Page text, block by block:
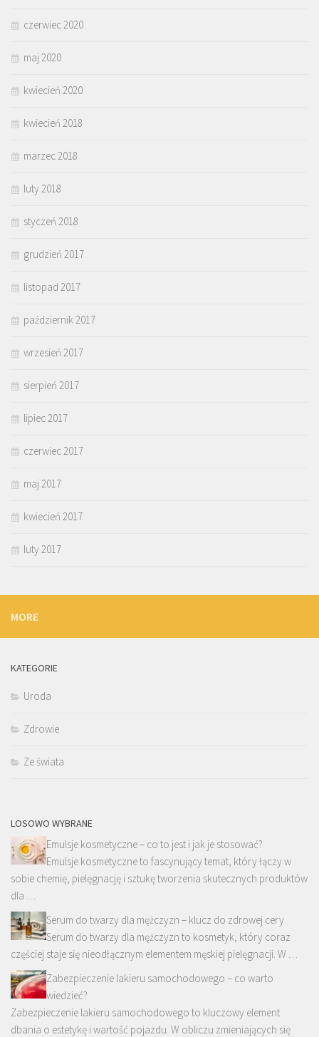
czerwiec 2020
maj 2020
kwiecień 2020
kwiecień 2018
marzec 2018
luty 2018
styczeń 2018
grudzień 2017
listopad 2017
październik 2017
wrzesień 2017
sierpień 2017
lipiec 2017
czerwiec 2017
maj 2017
kwiecień 2017
luty 2017
MORE
KATEGORIE
Uroda
Zdrowie
Ze świata
LOSOWO WYBRANE
Emulsje kosmetyczne – co to jest i jak je stosować?
Emulsje kosmetyczne to fascynujący temat, który łączy w
sobie chemię, pielęgnację i sztukę tworzenia skutecznych produktów
dla …
Serum do twarzy dla mężczyzn – klucz do zdrowej cery
Serum do twarzy dla mężczyzn to kosmetyk, który coraz
częściej staje się nieodłącznym elementem męskiej pielęgnacji. W …
Zabezpieczenie lakieru samochodowego – co warto
wiedzieć?
Zabezpieczenie lakieru samochodowego to kluczowy element
dbania o estetykę i wartość pojazdu. W obliczu zmieniających się